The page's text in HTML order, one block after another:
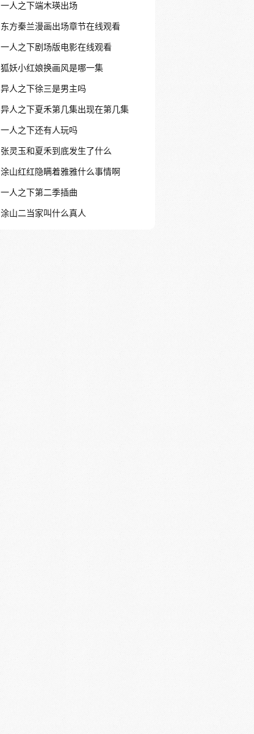
一人之下端木瑛出场
东方秦兰漫画出场章节在线观看
一人之下剧场版电影在线观看
狐妖小红娘换画风是哪一集
异人之下徐三是男主吗
异人之下夏禾第几集出现在第几集
一人之下还有人玩吗
张灵玉和夏禾到底发生了什么
涂山红红隐瞒着雅雅什么事情啊
一人之下第二季插曲
涂山二当家叫什么真人